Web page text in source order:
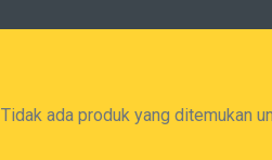
Tidak ada produk yang ditemukan